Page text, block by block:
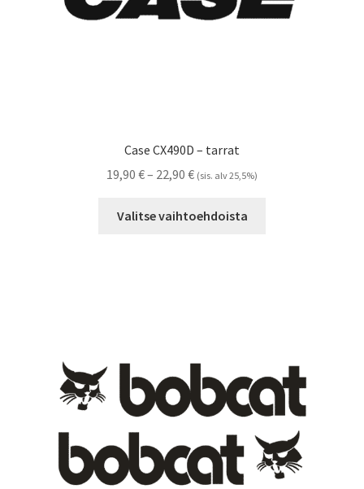
Case CX490D – tarrat
19,90 €– 22,90 €Hintaluokka:
-
(sis. alv 25,5%)
Valitse vaihtoehdoista
tuotteen
sivulla.